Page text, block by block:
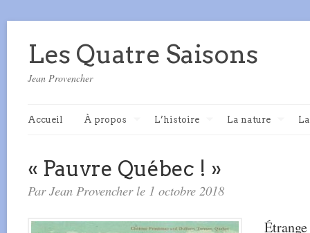
Les Quatre Saisons
Jean Provencher
Accueil À propos L’histoire La nature
« Pauvre Québec ! »
Par Jean Provencher le 1 octobre 2018
Étrange